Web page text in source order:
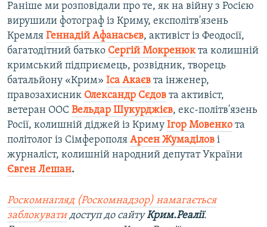
Раніше ми розповідали про те, як на війну з Росією
вирушили фотограф із Криму, експолітв'язень
Кремля Геннадій Афанасьєв, активіст із Феодосії,
багатодітний батько Сергій Мокренюкта колишній
кримський підприємець, розвідник, творець
батальйону «Крим» Іса Акаєв та інженер,
правозахисник Олександр Сєдов та активіст,
ветеран ООС Вельдар Шукурджієв, екс-політв'язень
Росії, колишній діджей із Криму Ігор Мовенко та
політолог із Сімферополя Арсен Жумаділов і
журналіст, колишній народний депутат України
Євген Лешан.
Роскомнагляд (Роскомнадзор) намагається
заблокуватидоступ до сайтуКрим.Реалії.